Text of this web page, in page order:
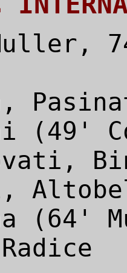
(49'
(64'
Radice